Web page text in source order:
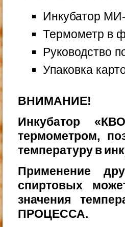
Инкубатор
Термометр в
Руководство
Упаковка
ВНИМАНИЕ!
Инкубатор
термометром,
температуру в
Применение
спиртовых
значения
ПРОЦЕССА.